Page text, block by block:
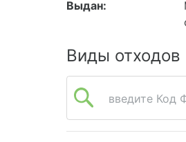
Выдан:
Виды отходов
введите Код